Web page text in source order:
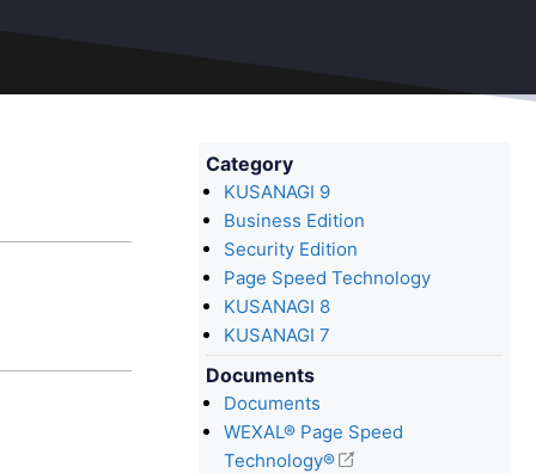
Category
KUSANAGI 9
Business Edition
Security Edition
Page Speed Technology
KUSANAGI 8
KUSANAGI 7
Documents
Documents
WEXAL® Page Speed
Technology®